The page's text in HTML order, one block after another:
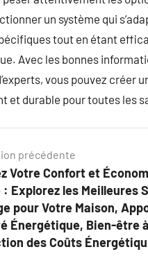
un système qui
tout en étant
Avec les bonnes
vous pouvez créer
et durable pour toutes les
précédente
Votre Confort et
: Explorez les Meilleures
pour Votre Maison,
Énergétique, Bien-être
des Coûts